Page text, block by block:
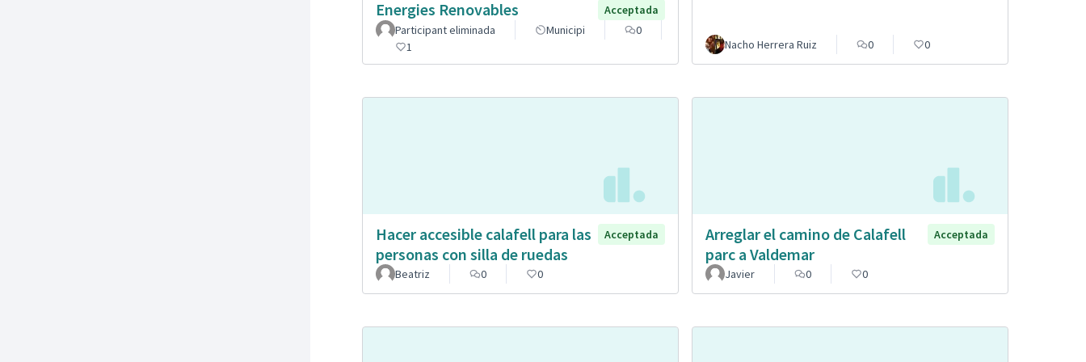
Energies Renovables
Acceptada
Participant eliminada
Municipi
0
1
Nacho Herrera Ruiz 0 0
Hacer accesible calafell para las
personas con silla de ruedas
Acceptada
Beatriz 0 0
Arreglar el camino de Calafell
parc a Valdemar
Acceptada
Javier 0 0